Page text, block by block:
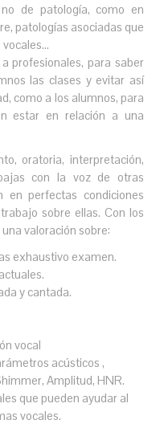
de patología, como en
patologías asociadas que
profesionales, para saber
las clases y evitar así
como a los alumnos, para
estar en relación a una
oratoria, interpretación,
con la voz de otras
en perfectas condiciones
sobre ellas. Con los
valoración sobre:
exhaustivo examen.
y cantada.
vocal
acústicos ,
Amplitud, HNR.
que pueden ayudar al
vocales.